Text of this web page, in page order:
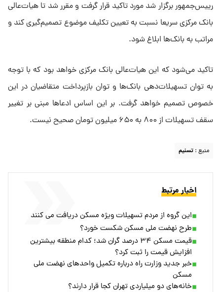
رییس‌جمهور برگزار شد مورد تاکید قرار گرفت و مقرر شد تا هیات‌عالی
بانک مرکزی سریعا نسبت به تعیین تکلیف موضوع تصمیم‌گیری کند و
مراتب به بانک‌ها ابلاغ شود.
تاکید می‌شود که این هیات‌عالی بانک مرکزی خواهد بود که با توجه
به توان تسهیلات‌دهی بانک‌ها و توان بازپرداخت متقاضیان در این
خصوص تصمیم‌ خواهد گرفت. بر این اساس ادعاها مبنی بر تغییر
سقف تسهیلات از ۸۰۰ به ۶۵۰ میلیون تومان صحیح نیست.
منبع : تسنیم
اخبار مرتبط
این گروه از مردم تسهیلات ویژه مسکن دریافت می کنند
طرح نهضت ملی مسکن شکست خورد؟
قیمت مسکن ۳۴ درصد گران شد؛ کدام منطقه بیشترین
افزایش قیمت را ثبت کرد؟
خبر جدید وزارت راه درباره تکمیل واحد‌های نهضت ملی
مسکن
خانه‌های دو میلیاردی تهران کجا قرار دارند؟